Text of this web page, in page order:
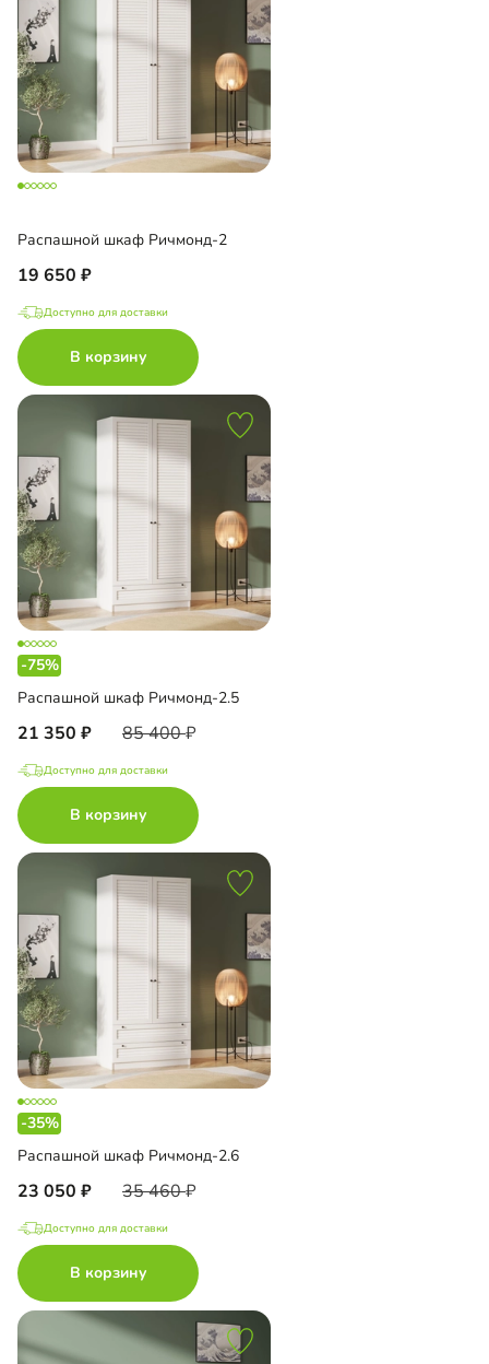
Распашной шкаф Ричмонд-2
19 650
Доступно для доставки
В корзину
-75%
Распашной шкаф Ричмонд-2.5
21 350 85 400
Доступно для доставки
В корзину
-35%
Распашной шкаф Ричмонд-2.6
23 050 35 460
Доступно для доставки
В корзину